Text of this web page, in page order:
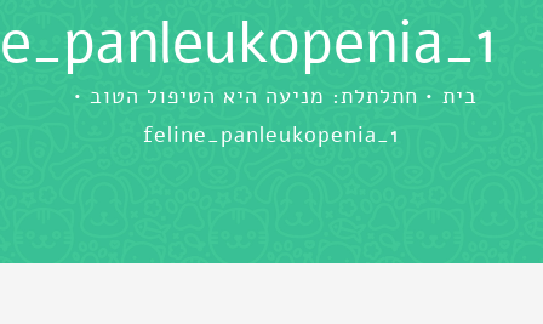
בית
חתלתלת: מניעה היא הטיפול הטוב
feline_panleukopenia_1